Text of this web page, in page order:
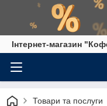
Інтернет-магазин
Товари та послуги